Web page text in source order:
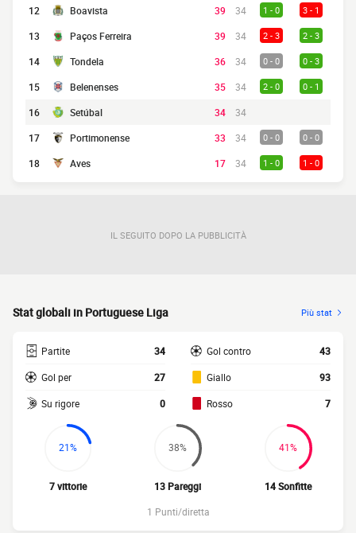
12 Boavista 39 34 1 - 0 3 - 1
13 Paços Ferreira 39 34 2 - 3 2 - 3
14 Tondela 36 34 0 - 0 0 - 3
15 Belenenses 35 34 2 - 0 0 - 1
16 Setúbal 34
34
17
Portimonense 33 34 0 - 0 0 - 0
18 Aves 17 34 1 - 0 1 - 0
IL SEGUITO DOPO LA PUBBLICITÀ
Stat globali in Portuguese Liga Più stat
Partite 34
Gol per 27
Su rigore 0
Gol contro 43
Giallo 93
Rosso 7
21%
7 vittorie
38%
13 Pareggi
41%
14 Sonfitte
1 Punti/diretta